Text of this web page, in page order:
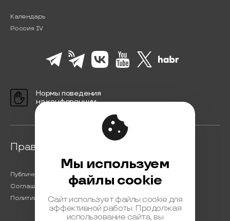
Календарь
Россия IV
Нормы поведения
на конференции
Правовая информация
Публичная оферта
Соглашение на обработку персональных данных
Политика обработки персональных данных
Мы используем
файлы cookie
Сайт использует файлы cookie для
эффективной работы. Продолжая
использование сайта, вы